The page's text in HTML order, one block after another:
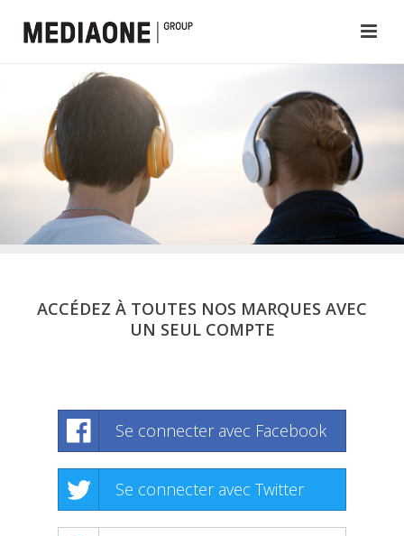
ACCÉDEZ À TOUTES NOS MARQUES AVEC
UN SEUL COMPTE
Se connecter avec Facebook
Se connecter avec Twitter